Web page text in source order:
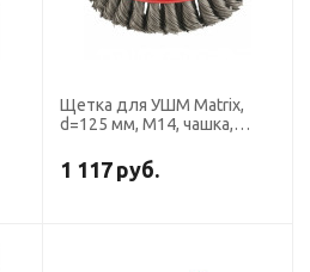
Щетка для УШМ Matrix,
d=125 мм, М14, чашка,
проволока 0.5 мм
1 117 руб.